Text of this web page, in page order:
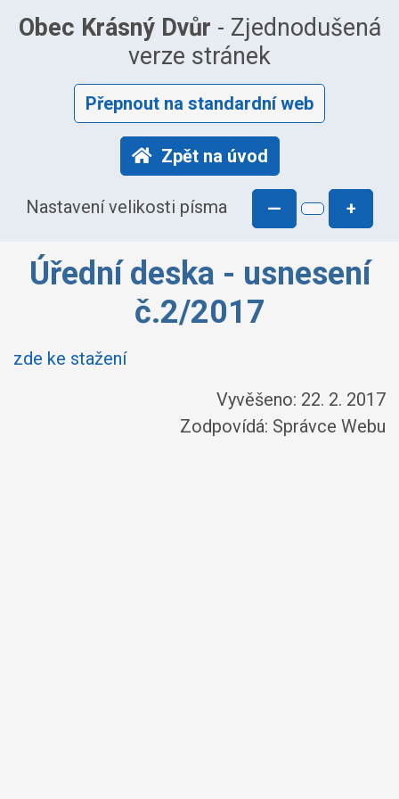
Obec Krásný Dvůr - Zjednodušená
verze stránek
Přepnout na standardní web
Zpět na úvod
Nastavení velikosti písma — +
Úřední deska - usnesení
č.2/2017
zde ke stažení
Vyvěšeno: 22. 2. 2017
Zodpovídá: Správce Webu